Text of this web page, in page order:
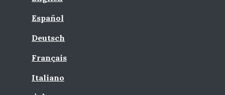
Español
Deutsch
Français
Italiano